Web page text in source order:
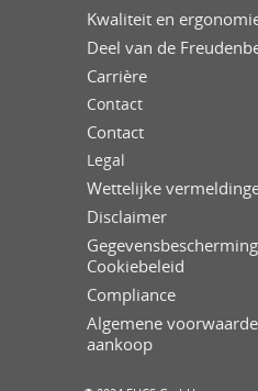
Kwaliteit en
Deel van de
Carrière
Contact
Contact
Legal
Wettelijke
Disclaimer
Cookiebeleid
Compliance
Algemene
aankoop